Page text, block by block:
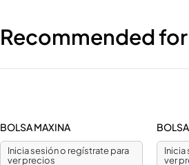
Recommended
BOLSA MAXINA
Inicia sesión o regístrate para
ver precios
Inicia
ver